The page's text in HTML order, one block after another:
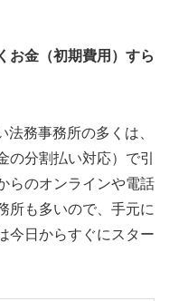
お金（初期費用）すら
務事務所の多くは、
分割払い対応）で引
らのオンラインや電話
所も多いので、手元に
今日からすぐにスター